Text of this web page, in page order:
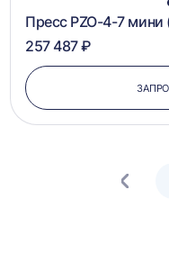
Пресс PZO-4-7
257 487 ₽